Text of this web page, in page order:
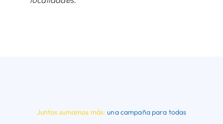
Juntos sumamos más:una campaña para todas